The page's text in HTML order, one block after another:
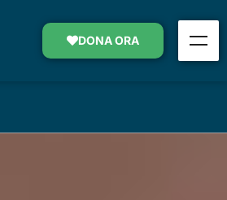
DONA ORA
DI GIULIA